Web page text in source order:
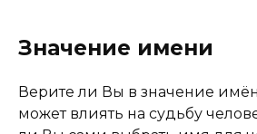
Значение имени
Верите ли Вы в значение
может влиять на судьбу